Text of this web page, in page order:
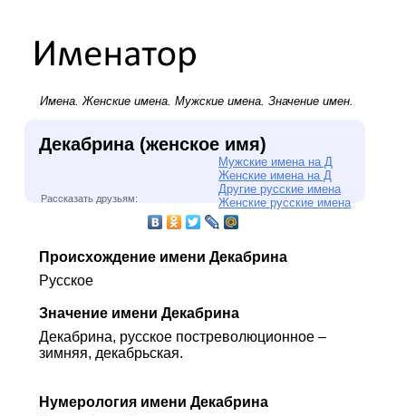
Имена.Женские имена. Мужские имена. Значение имен.
Декабрина (женское имя)
Мужские имена на Д
Женские имена на Д
Другие русские имена
Женские русские имена
Рассказать друзьям:
Происхождение имени Декабрина
Русское
Значение имени Декабрина
Декабрина, русское постреволюционное –
зимняя, декабрьская.
Нумерология имени Декабрина